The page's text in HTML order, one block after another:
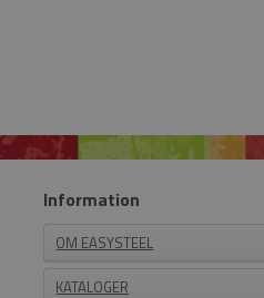
Information
OM EASYSTEEL
KATALOGER